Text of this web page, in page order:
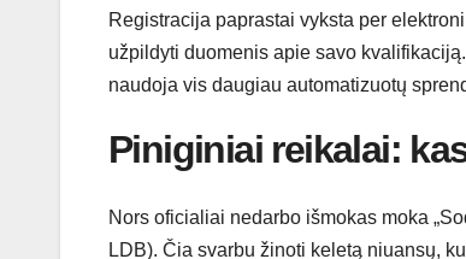
Registracija paprastai vyksta per
užpildyti duomenis apie savo
naudoja vis daugiau automatizuotų
Piniginiai reikalai:
Nors oficialiai nedarbo išmokas moka
LDB). Čia svarbu žinoti keletą niuansų,